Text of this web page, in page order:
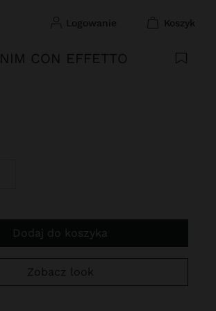
logowanie koszyk
CON EFFETTO
Dodaj do koszyka
Zobacz look